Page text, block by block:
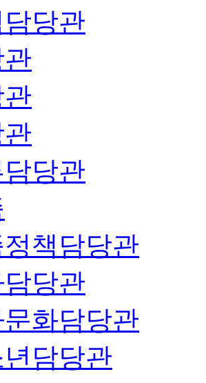
당관
당관
책담당관
당관
화담당관
담당관